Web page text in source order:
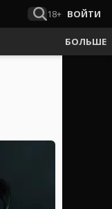
18+ ВОЙТИ
БОЛЬШЕ